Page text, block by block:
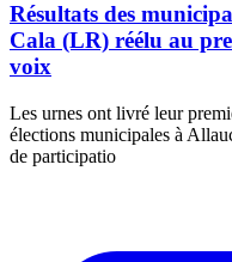
Résultats des
Cala (LR) réélu au
voix
Les urnes ont livré leur
élections municipales à
de participatio